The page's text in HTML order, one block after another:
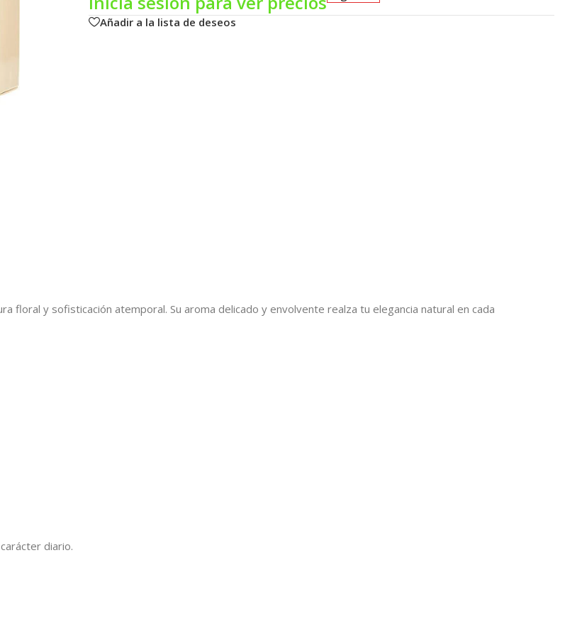
Añadir a la lista de deseos
floral y sofisticación atemporal. Su aroma delicado y envolvente realza tu elegancia natural en cada
diario.